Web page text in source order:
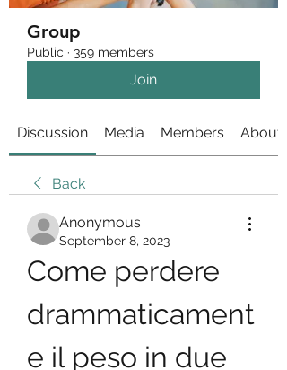
Group
Public · 359 members
Join
Discussion Media Members About
Back
Anonymous
September 8, 2023
Come perdere
drammaticament
e il peso in due